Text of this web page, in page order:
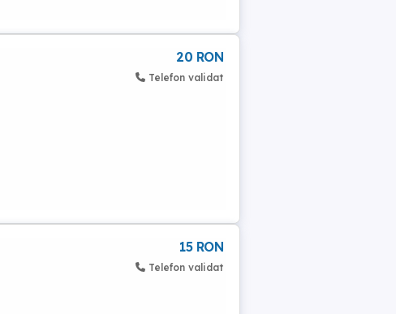
20 RON
Telefon validat
15 RON
Telefon validat